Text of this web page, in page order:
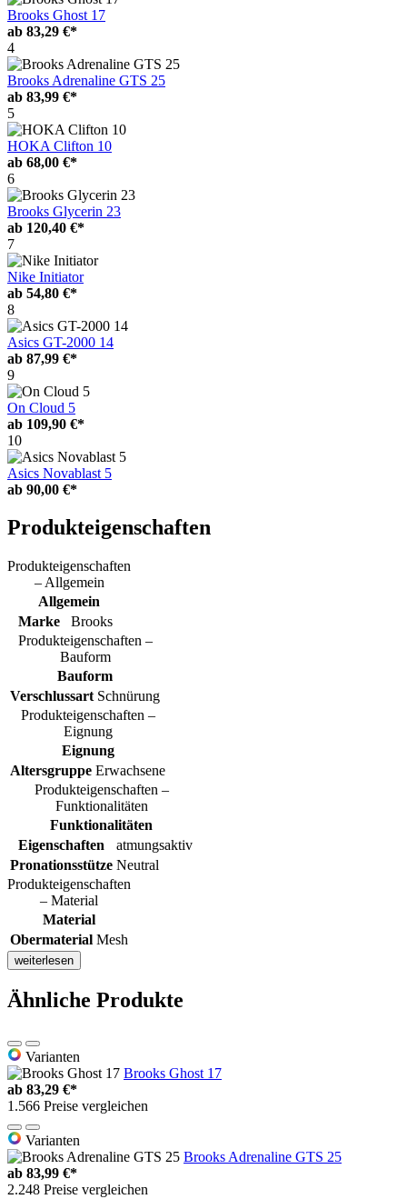
Brooks Ghost 17
ab 83,29 €*
4
Brooks Adrenaline GTS 25
ab 83,99 €*
5
HOKA Clifton 10
ab 68,00 €*
6
Brooks Glycerin 23
ab 120,40 €*
7
Nike Initiator
ab 54,80 €*
8
Asics GT-2000 14
ab 87,99 €*
9
On Cloud 5
ab 109,90 €*
10
Asics Novablast 5
ab 90,00 €*
Produkteigenschaften
Produkteigenschaften
– Allgemein
Allgemein
Marke
Brooks
Produkteigenschaften –
Bauform
Bauform
Verschlussart Schnürung
Produkteigenschaften –
Eignung
Eignung
Altersgruppe Erwachsene
Produkteigenschaften –
Funktionalitäten
Funktionalitäten
Eigenschaften
atmungsaktiv
Pronationsstütze Neutral
Produkteigenschaften
– Material
Material
Obermaterial Mesh
weiterlesen
Ähnliche Produkte
Varianten
Brooks Ghost 17
ab 83,29 €*
1.566 Preise vergleichen
Varianten
Brooks Adrenaline GTS 25
ab 83,99 €*
2.248 Preise vergleichen